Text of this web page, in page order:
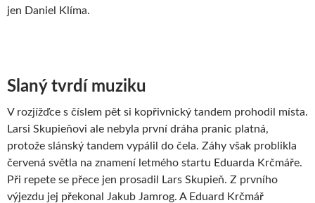
jen Daniel Klíma.
Slaný tvrdí muziku
V rozjížďce s číslem pět si kopřivnický tandem prohodil místa.
Larsi Skupieňovi ale nebyla první dráha pranic platná,
protože slánský tandem vypálil do čela. Záhy však problikla
červená světla na znamení letmého startu Eduarda Krčmáře.
Při repete se přece jen prosadil Lars Skupieň. Z prvního
výjezdu jej překonal Jakub Jamrog. A Eduard Krčmář